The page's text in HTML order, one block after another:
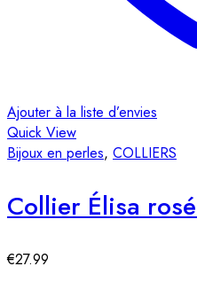
Ajouter à la liste d’envies
Quick View
Bijoux en perles, COLLIERS
€27.99